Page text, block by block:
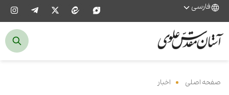
فارسی
صفحه اصلی اخبار